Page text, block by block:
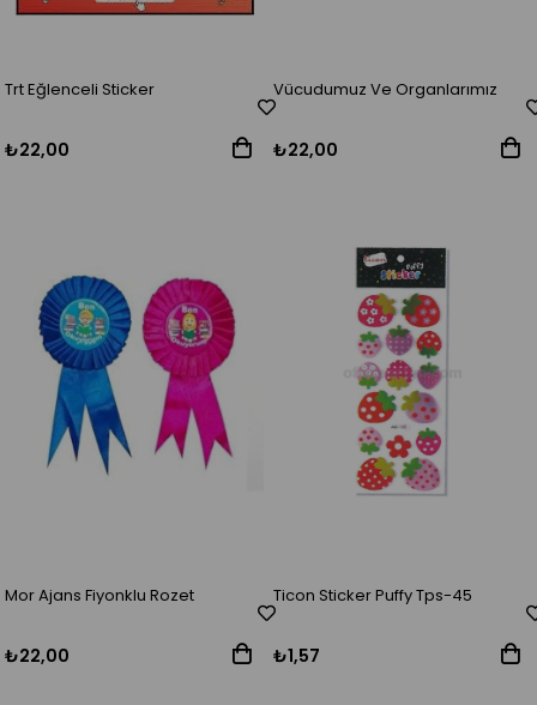
Trt Eğlenceli Sticker
₺22,00
Vücudumuz Ve Organlarımız
₺22,00
Mor Ajans Fiyonklu Rozet
₺22,00
Ticon Sticker Puffy Tps-45
₺1,57